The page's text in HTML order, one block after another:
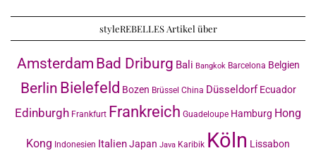
styleREBELLES Artikel über
Amsterdam Bad Driburg Bali Bangkok Barcelona Belgien
Berlin Bielefeld Bozen Brüssel China Düsseldorf Ecuador
Edinburgh Frankfurt Frankreich Guadeloupe Hamburg Hong
Kong Indonesien ItalienJapan Java Karibik Köln Lissabon